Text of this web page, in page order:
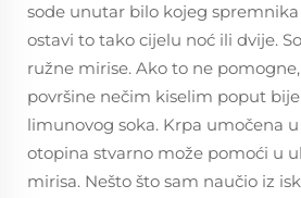
sode unutar bilo kojeg
ostavi to tako cijelu noć ili dvije.
ružne mirise. Ako to ne
površine nečim kiselim poput
limunovog soka. Krpa umočena
otopina stvarno može pomoći u
mirisa. Nešto što sam naučio iz